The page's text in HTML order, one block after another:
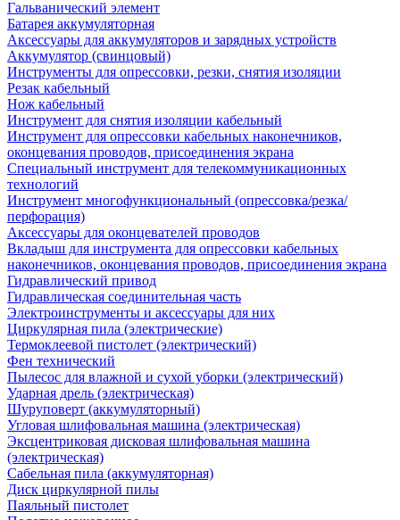
Гальванический элемент
Батарея аккумуляторная
Аксессуары для аккумуляторов и зарядных устройств
Аккумулятор (свинцовый)
Инструменты для опрессовки, резки, снятия изоляции
Резак кабельный
Нож кабельный
Инструмент для снятия изоляции кабельный
Инструмент для опрессовки кабельных наконечников,
оконцевания проводов, присоединения экрана
Специальный инструмент для телекоммуникационных
технологий
Инструмент многофункциональный (опрессовка/резка/
перфорация)
Аксессуары для оконцевателей проводов
Вкладыш для инструмента для опрессовки кабельных
наконечников, оконцевания проводов, присоединения экрана
Гидравлический привод
Гидравлическая соединительная часть
Электроинструменты и аксессуары для них
Циркулярная пила (электрические)
Термоклеевой пистолет (электрический)
Фен технический
Пылесос для влажной и сухой уборки (электрический)
Ударная дрель (электрическая)
Шуруповерт (аккумуляторный)
Угловая шлифовальная машина (электрическая)
Эксцентриковая дисковая шлифовальная машина
(электрическая)
Сабельная пила (аккумуляторная)
Диск циркулярной пилы
Паяльный пистолет